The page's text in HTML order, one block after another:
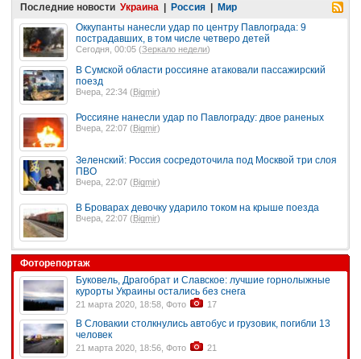
Последние новости Украина | Россия | Мир
Оккупанты нанесли удар по центру Павлограда: 9
пострадавших, в том числе четверо детей
Сегодня, 00:05 (Зеркало недели)
В Сумской области россияне атаковали пассажирский
поезд
Вчера, 22:34 ( Bigmir)
Россияне нанесли удар по Павлограду: двое раненых
Вчера, 22:07 (Bigmir)
Зеленский: Россия сосредоточила под Москвой три слоя
ПВО
Вчера, 22:07 ( Bigmir)
В Броварах девочку ударило током на крыше поезда
Вчера, 22:07 (Bigmir)
Фоторепортаж
Буковель, Драгобрат и Славское: лучшие горнолыжные
курорты Украины остались без снега
21 марта 2020, 18:58, Фото 17
В Словакии столкнулись автобус и грузовик, погибли 13
человек
21 марта 2020, 18:56, Фото 21